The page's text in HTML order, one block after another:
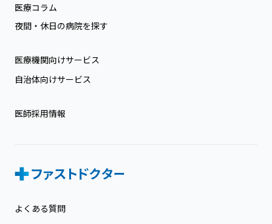
医療コラム
夜間・休日の病院を探す
医療機関向けサービス
自治体向けサービス
医師採用情報
よくある質問